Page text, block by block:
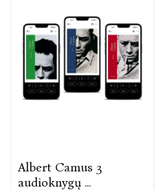
Albert Camus 3
audioknygų ...